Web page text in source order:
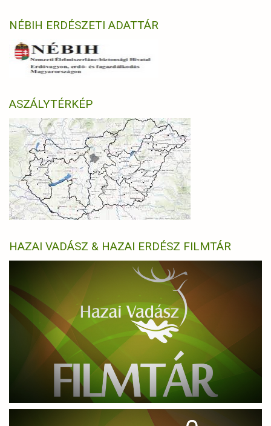
NÉBIH ERDÉSZETI ADATTÁR
ASZÁLYTÉRKÉP
HAZAI VADÁSZ & HAZAI ERDÉSZ FILMTÁR